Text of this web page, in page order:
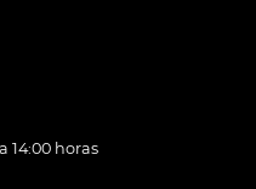
14:00 horas